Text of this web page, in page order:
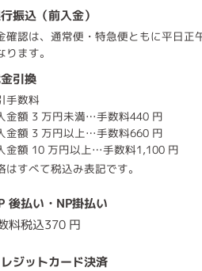
振込（前入金）
認は、通常便・特急便ともに平日正
ります。
引換
手数料
金額 3 万円未満…手数料440 円
金額 3 万円以上…手数料660 円
金額 10 万円以上…手数料1,100 円
すべて税込み表記です。
後払い・NP掛払い
料税込370 円
ジットカード決済